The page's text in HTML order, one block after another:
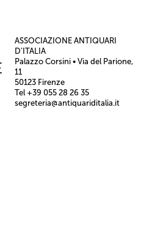
ASSOCIAZIONE ANTIQUARI
D’ITALIA
Palazzo Corsini • Via del Parione,
11
50123 Firenze
Tel +39 055 28 26 35
segreteria@antiquariditalia.it